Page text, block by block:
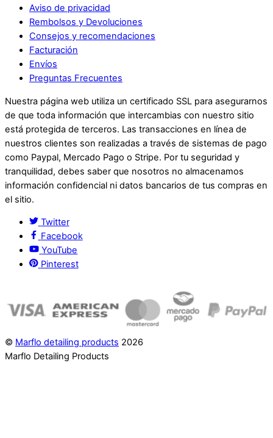
Aviso de privacidad
Rembolsos y Devoluciones
Consejos y recomendaciones
Facturación
Envíos
Preguntas Frecuentes
Nuestra página web utiliza un certificado SSL para asegurarnos
de que toda información que intercambias con nuestro sitio
está protegida de terceros. Las transacciones en línea de
nuestros clientes son realizadas a través de sistemas de pago
como Paypal, Mercado Pago o Stripe. Por tu seguridad y
tranquilidad, debes saber que nosotros no almacenamos
información confidencial ni datos bancarios de tus compras en
el sitio.
Twitter
Facebook
YouTube
Pinterest
© Marflo detailing products 2026
Marflo Detailing Products